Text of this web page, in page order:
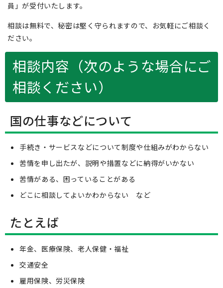
員」が受付いたします。
相談は無料で、秘密は堅く守られますので、お気軽にご相談く
ださい。
相談内容（次のような場合にご
相談ください）
国の仕事などについて
手続き・サービスなどについて制度や仕組みがわからない
苦情を申し出たが、説明や措置などに納得がいかない
苦情がある、困っていることがある
どこに相談してよいかわからない など
たとえば
年金、医療保険、老人保健・福祉
交通安全
雇用保険、労災保険